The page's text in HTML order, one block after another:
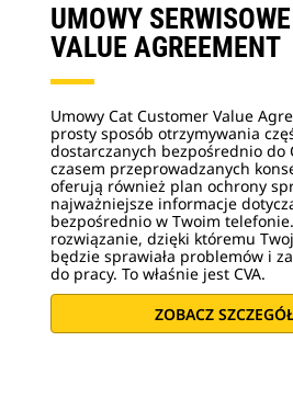
UMOWY
VALUE AGREEMENT
Umowy Cat Customer Value
prosty sposób otrzymywania
dostarczanych bezpośrednio do
czasem przeprowadzanych
oferują również plan ochrony
najważniejsze informacje
bezpośrednio w Twoim
rozwiązanie, dzięki któremu
będzie sprawiała problemów i
do pracy. To właśnie jest CVA.
ZOBACZ